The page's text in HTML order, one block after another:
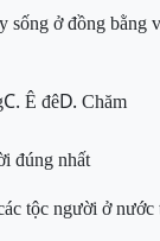
sống ở đồng bằng
C. Ê đêD. Chăm
đúng nhất
tộc người ở nước